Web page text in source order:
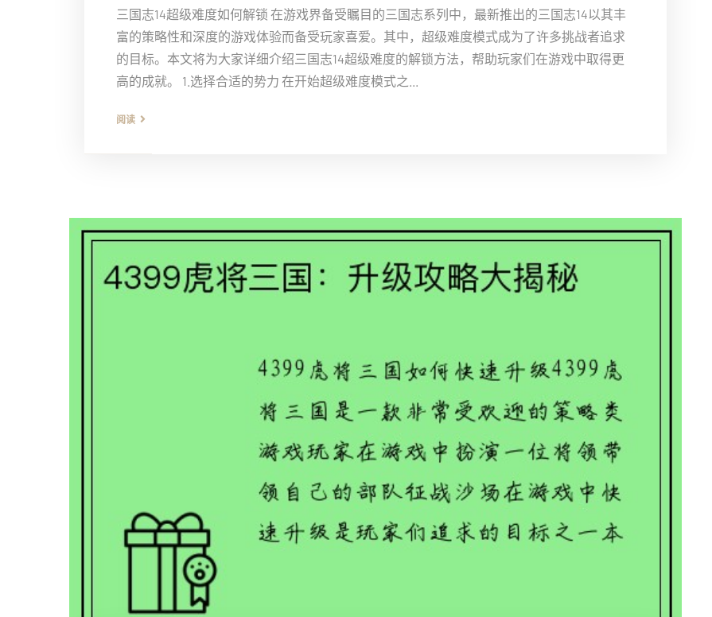
三国志14超级难度如何解锁 在游戏界备受瞩目的三国志系列中，最新推出的三国志14以其丰
富的策略性和深度的游戏体验而备受玩家喜爱。其中，超级难度模式成为了许多挑战者追求
的目标。本文将为大家详细介绍三国志14超级难度的解锁方法，帮助玩家们在游戏中取得更
高的成就。 1.选择合适的势力 在开始超级难度模式之...
阅读